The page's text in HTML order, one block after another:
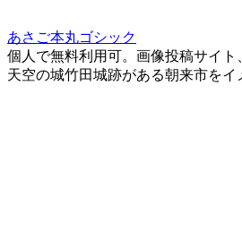
あさご本丸ゴシック
個人で無料利用可。画像投稿サイト
天空の城竹田城跡がある朝来市を